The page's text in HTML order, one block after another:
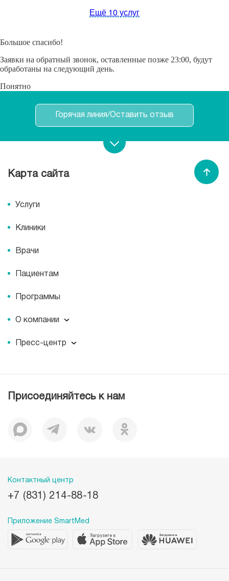
Ещё 10 услуг
Большое спасибо!
Заявки на обратный звонок, оставленные позже 23:00, будут
обработаны на следующий день.
Понятно
Горячая линия/Оставить отзыв
Записаться на прием
Карта сайта
Услуги
Клиники
Врачи
Пациентам
Программы
О компании
Отзывы
Лицензии
Корпоративная социальная ответственность
Пресс-центр
Журнал для пациентов «МЕДСИ СЕГОДНЯ»
Присоединяйтесь к нам
Контактный центр
+7 (831) 214-88-18
Приложение SmartMed